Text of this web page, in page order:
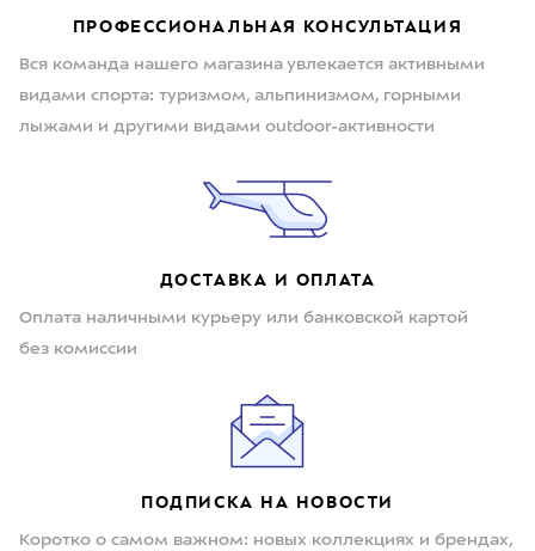
ПРОФЕССИОНАЛЬНАЯ КОНСУЛЬТАЦИЯ
Вся команда нашего магазина увлекается активными
видами спорта: туризмом, альпинизмом, горными
лыжами и другими видами outdoor-активности
ДОСТАВКА И ОПЛАТА
Оплата наличными курьеру или банковской картой
без комиссии
ПОДПИСКА НА НОВОСТИ
Коротко о самом важном: новых коллекциях и брендах,